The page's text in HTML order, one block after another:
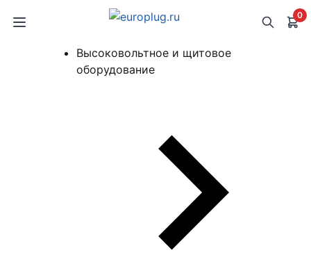
0
Высоковольтное и щитовое
оборудование